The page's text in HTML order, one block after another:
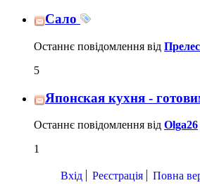
Сало
Останнє повідомлення від
5
Японская кухня -
Останнє повідомлення від Olga26
1
Вхід Реєстрація Повна